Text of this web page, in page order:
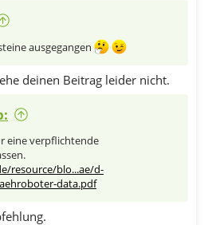
ausgegangen
deinen Beitrag leider nicht.
eine verpflichtende
resource/blo...ae/d-
data.pdf